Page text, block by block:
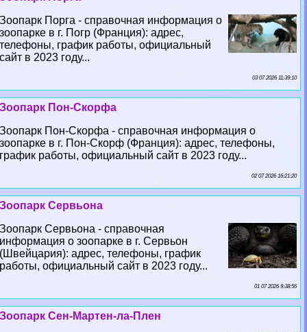
Зоопарк Порга - справочная информация о
зоопарке в г. Погр (Франция): адрес,
телефоны, график работы, официальный
сайт в 2023 году...
03 07 2026 11:39:10
Зоопарк Пон-Скорфа
Зоопарк Пон-Скорфа - справочная информация о
зоопарке в г. Пон-Скорф (Франция): адрес, телефоны,
график работы, официальный сайт в 2023 году...
02 07 2026 16:21:20
Зоопарк Сервьона
Зоопарк Сервьона - справочная
информация о зоопарке в г. Сервьон
(Швейцария): адрес, телефоны, график
работы, официальный сайт в 2023 году...
01 07 2026 9:38:56
Зоопарк Сен-Мартен-ла-Плен